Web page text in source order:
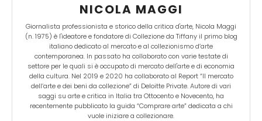
NICOLA MAGGI
Giornalista professionista e storico della critica d'arte, Nicola Maggi
(n. 1975) è l'ideatore e fondatore di Collezione da Tiffany il primo blog
italiano dedicato al mercato e al collezionismo d’arte
contemporanea. In passato ha collaborato con varie testate di
settore per le quali si è occupato di mercato dell'arte e di economia
della cultura. Nel 2019 e 2020 ha collaborato al Report “Il mercato
dell’arte e dei beni da collezione” di Deloitte Private. Autore di vari
saggi su arte e critica in Italia tra Ottocento e Novecento, ha
recentemente pubblicato la guida “Comprare arte” dedicata a chi
vuole iniziare a collezionare.